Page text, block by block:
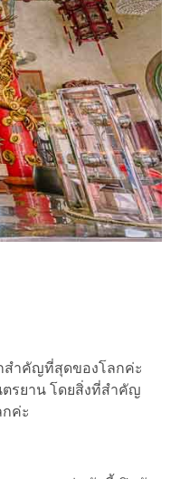
ำคัญที่สุดของโลกค่ะ
รยาน โดยสิ่งที่สำคัญ
ค่ะ